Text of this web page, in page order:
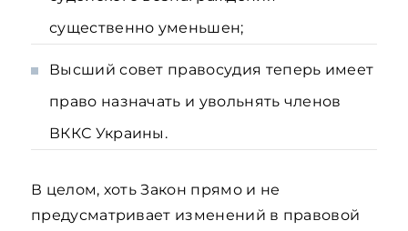
существенно уменьшен;
Высший совет правосудия теперь имеет
право назначать и увольнять членов
ВККС Украины.
В целом, хоть Закон прямо и не
предусматривает изменений в правовой